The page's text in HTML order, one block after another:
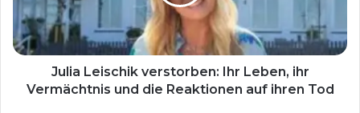
Julia Leischik verstorben: Ihr Leben, ihr
Vermächtnis und die Reaktionen auf ihren Tod